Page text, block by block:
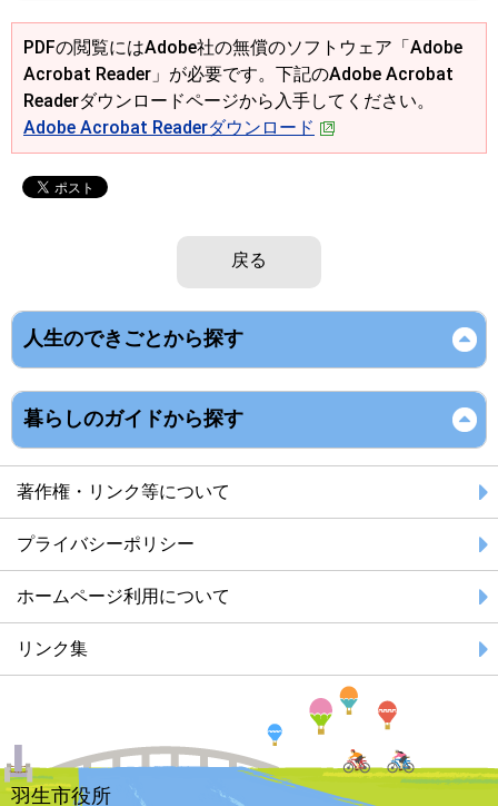
PDFの閲覧にはAdobe社の無償のソフトウェア「Adobe
Acrobat Reader」が必要です。下記のAdobe Acrobat
Readerダウンロードページから入手してください。
Adobe Acrobat Readerダウンロード
戻る
人生のできごとから探す
暮らしのガイドから探す
著作権・リンク等について
プライバシーポリシー
ホームページ利用について
リンク集
羽生市役所